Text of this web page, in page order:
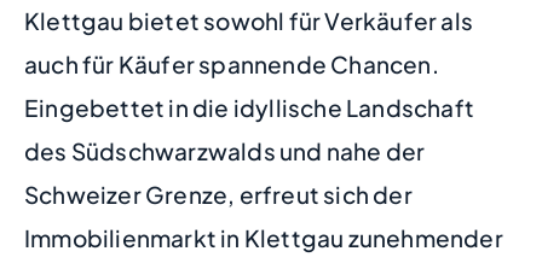
Klettgau bietet sowohl für Verkäufer als
auch für Käufer spannende Chancen.
Eingebettet in die idyllische Landschaft
des Südschwarzwalds und nahe der
Schweizer Grenze, erfreut sich der
Immobilienmarkt in Klettgau zunehmender